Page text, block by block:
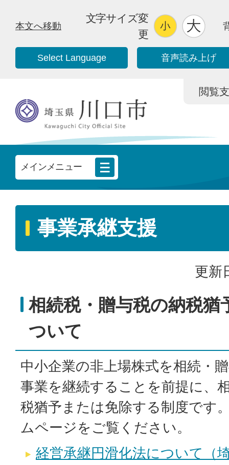
本文へ移動
文字サイズ変
更
Select Language 音声読み上げ
閲覧
メインメニュー
事業承継支援
更新
相続税・贈与税の納税猶
ついて
中小企業の非上場株式を相続・
事業を継続することを前提に、
税猶予または免除する制度です
ムページをご覧ください。
経営承継円滑化法について（